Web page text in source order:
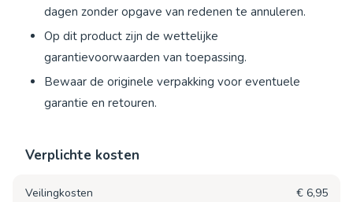
dagen zonder opgave van redenen te annuleren.
Op dit product zijn de wettelijke
garantievoorwaarden van toepassing.
Bewaar de originele verpakking voor eventuele
garantie en retouren.
Verplichte kosten
Veilingkosten
€ 6,95